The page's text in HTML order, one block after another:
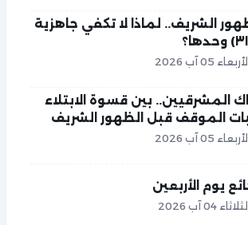
الشريف.. لماذا لا تكفي جاهزية
الأربعاء 05 آب 2026
المشرقيين.. بين قسوة الابتلاء
الموقف قبل الظهور الشريف
الأربعاء 05 آب 2026
يوم الأربعين
الثلاثاء 04 آب 2026